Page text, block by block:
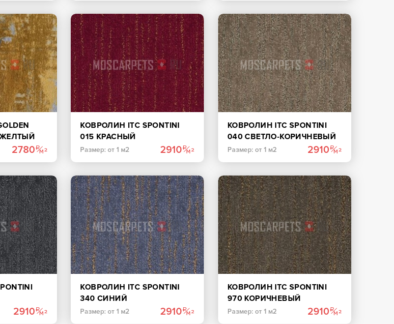
ЖЕЛТЫЙ
2780
КОВРОЛИН ITC SPONTINI
015 КРАСНЫЙ
Размер: от 1 м2 2910
КОВРОЛИН ITC SPONTINI
040 СВЕТЛО-КОРИЧНЕВЫЙ
Размер: от 1 м2 2910
2910
КОВРОЛИН ITC SPONTINI
340 СИНИЙ
Размер: от 1 м2 2910
КОВРОЛИН ITC SPONTINI
970 КОРИЧНЕВЫЙ
Размер: от 1 м2 2910